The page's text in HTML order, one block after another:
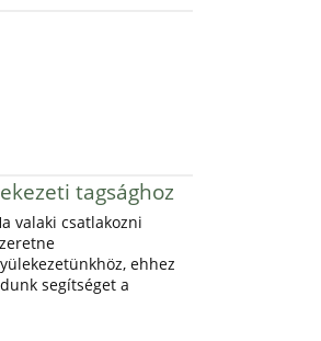
tagsághoz
valaki csatlakozni
ehhez
segítséget a